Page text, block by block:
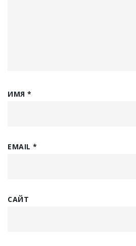
ИМЯ*
EMAIL*
САЙТ